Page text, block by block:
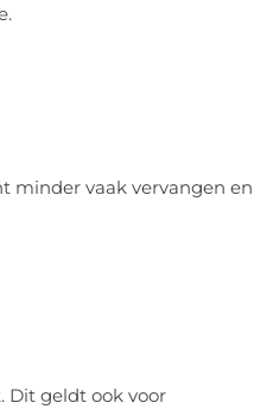
minder vaak vervangen en
Dit geldt ook voor